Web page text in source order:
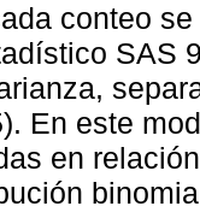
conteo
SAS
En este
en